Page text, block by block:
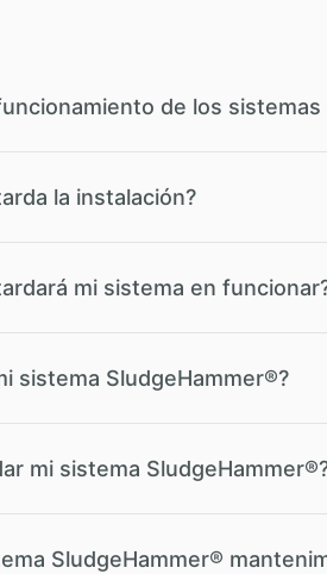
de los
la instalación?
mi sistema en
sistema SludgeHammer®?
mi sistema
SludgeHammer®